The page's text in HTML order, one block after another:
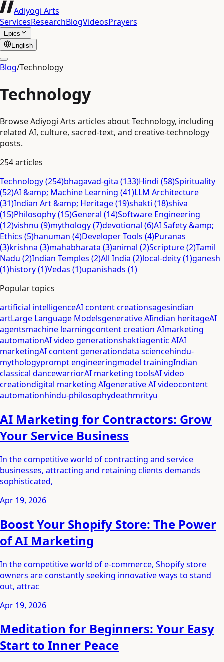
Adiyogi Arts
ServicesResearchBlogVideosPrayers
Epics
English
Blog/Technology
Technology
Browse Adiyogi Arts articles about Technology, including
related AI, culture, sacred-text, and creative-technology
posts.
254articles
Technology(254)bhagavad-gita (133)Hindi (58)Spirituality
(52)AI &amp; Machine Learning (41)LLM Architecture
(31)Indian Art &amp; Heritage(19)shakti (18)shiva
(15)Philosophy(15)General (14)Software Engineering
(12)vishnu (9)mythology(7)devotional (6)AI Safety &amp;
Ethics (5)hanuman (4)Developer Tools (4)Puranas
(3)krishna (3)mahabharata (3)animal (2)Scripture(2)Tamil
Nadu (2)Indian Temples (2)All India (2)local-deity(1)ganesh
(1)history(1)Vedas (1)upanishads (1)
Popular topics
artificial intelligenceAI content creationsagesindian
artLarge Language Modelsgenerative AIindian heritageAI
agentsmachine learningcontent creation AImarketing
automationAI video generationshaktiagentic AIAI
marketingAI content generationdata sciencehindu-
mythologyprompt engineeringmodel trainingIndian
classical dancewarriorAI marketing toolsAI video
creationdigital marketing AIgenerative AI videocontent
automationhindu-philosophydeathmrityu
AI Marketing for Contractors: Grow
Your Service Business
In the competitive world of contracting and service
businesses, attracting and retaining clients demands
sophisticated,
Apr 19, 2026
Boost Your Shopify Store: The Power
of AI Marketing
In the competitive world of e-commerce, Shopify store
owners are constantly seeking innovative ways to stand
out, attrac
Apr 19, 2026
Meditation for Beginners: Your Easy
Start to Inner Peace